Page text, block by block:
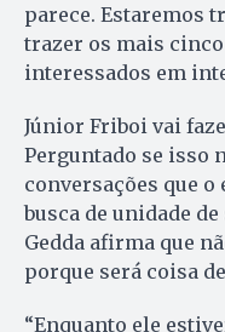
parece. Estaremos
trazer os mais
interessados em
Júnior Friboi vai
Perguntado se isso
conversações que
busca de unidade
Gedda afirma que
porque será coisa
“Enquanto ele